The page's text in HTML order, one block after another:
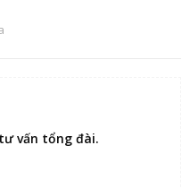
vấn tổng đài.